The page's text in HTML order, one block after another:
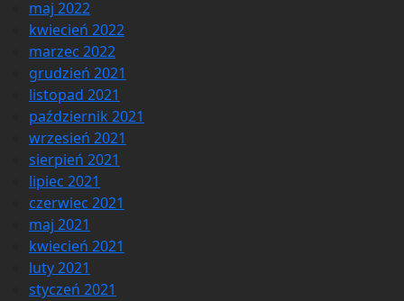
maj 2022
kwiecień 2022
marzec 2022
grudzień 2021
listopad 2021
październik 2021
wrzesień 2021
sierpień 2021
lipiec 2021
czerwiec 2021
maj 2021
kwiecień 2021
luty 2021
styczeń 2021